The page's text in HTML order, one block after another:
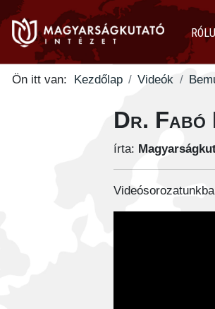
Ön itt van:
Kezdőlap Videók
Dr. Fabó
írta: